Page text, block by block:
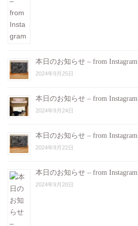
本日のお知らせ – from Instagram
2024年9月25日
本日のお知らせ – from Instagram
2024年9月24日
本日のお知らせ – from Instagram
2024年9月22日
本日のお知らせ – from Instagram
2024年9月20日